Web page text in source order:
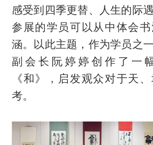
感受到四季更替、人生的际
参展的学员可以从中体会
涵。以此主题，作为学员之
副会长阮婷婷创作了一
《和》，启发观众对于天
考。